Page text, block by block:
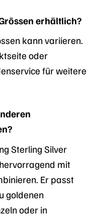
erhältlich?
kann variieren.
oder
für weitere
Sterling Silver
mit
Er passt
goldenen
oder in